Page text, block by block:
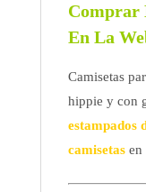
Comprar
En La
Camisetas
hippie y con
estampados
camisetasen